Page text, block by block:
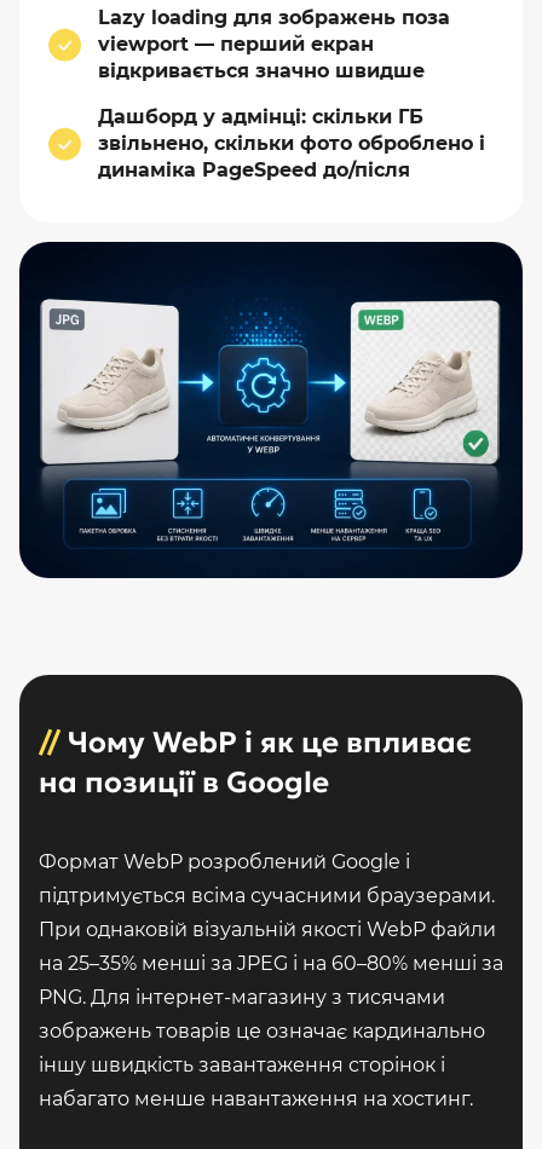
Lazy loading для зображень поза
viewport — перший екран
відкривається значно швидше
Дашборд у адмінці: скільки ГБ
звільнено, скільки фото оброблено і
динаміка PageSpeed до/після
// Чому WebP і як це впливає
на позиції в Google
Формат WebP розроблений Google і
підтримується всіма сучасними браузерами.
При однаковій візуальній якості WebP файли
на 25–35% менші за JPEG і на 60–80% менші за
PNG. Для інтернет-магазину з тисячами
зображень товарів це означає кардинально
іншу швидкість завантаження сторінок і
набагато менше навантаження на хостинг.